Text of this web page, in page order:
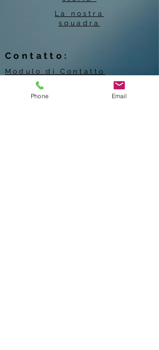
La nostra
squadra
Contatto:
Modulo di Contatto
Informazioni di contatto
Phone Email